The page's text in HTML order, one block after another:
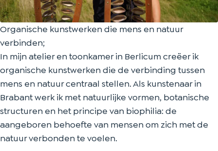
e
r
J
u
l
R
a
m
e
a
l
i
e
r
J
u
u
l
R
a
m
e
l
i
e
r
J
u
u
R
a
e
r
J
u
u
l
R
a
m
e
a
t
e
l
e
r
J
u
u
l
R
Organische kunstwerken die mens en natuur
verbinden;
In mijn atelier en toonkamer in Berlicum creëer ik
organische kunstwerken die de verbinding tussen
mens en natuur centraal stellen. Als kunstenaar in
Brabant werk ik met natuurlijke vormen, botanische
structuren en het principe van biophilia: de
aangeboren behoefte van mensen om zich met de
natuur verbonden te voelen.